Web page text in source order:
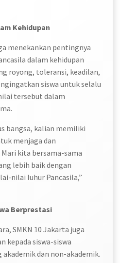
Kehidupan
menekankan pentingnya
dalam kehidupan
royong, toleransi, keadilan,
siswa untuk selalu
tersebut dalam
bangsa, kalian memiliki
menjaga dan
kita bersama-sama
lebih baik dengan
nilai luhur Pancasila,”
Berprestasi
SMKN 10 Jakarta juga
kepada siswa-siswa
dan non-akademik.